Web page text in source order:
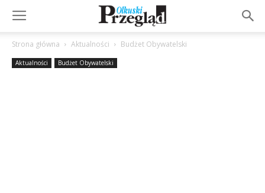
Strona główna Aktualności Budżet Obywatelski
Aktualności Budżet Obywatelski